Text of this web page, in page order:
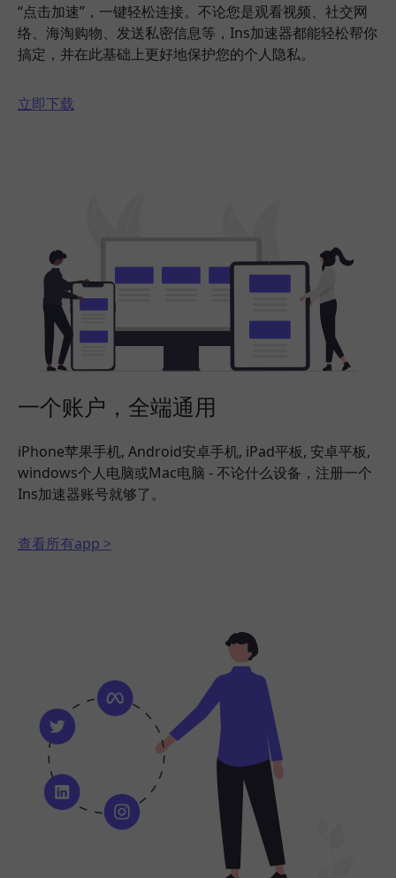
“点击加速”，一键轻松连接。不论您是观看视频、社交网
络、海淘购物、发送私密信息等，Ins加速器都能轻松帮你
搞定，并在此基础上更好地保护您的个人隐私。
立即下载
一个账户，全端通用
iPhone苹果手机, Android安卓手机, iPad平板, 安卓平板,
windows个人电脑或Mac电脑 - 不论什么设备，注册一个
Ins加速器账号就够了。
查看所有app >